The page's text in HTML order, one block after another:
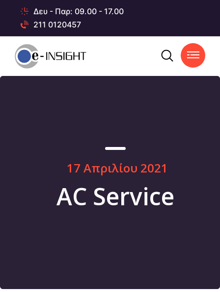
Δευ - Παρ: 09.00 - 17.00
211 0120457
17 Απριλίου 2021
AC Service